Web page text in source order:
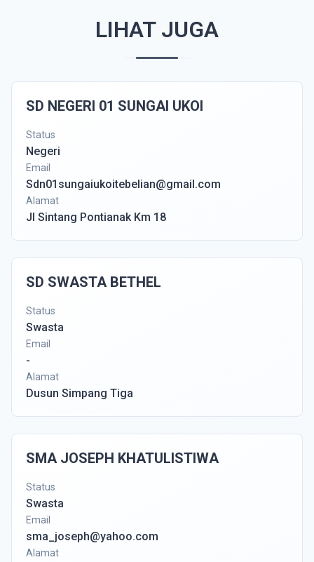
LIHAT JUGA
SD NEGERI 01 SUNGAI UKOI
Status
Negeri
Email
Sdn01sungaiukoitebelian@gmail.com
Alamat
Jl Sintang Pontianak Km 18
SD SWASTA BETHEL
Status
Swasta
Email
-
Alamat
Dusun Simpang Tiga
SMA JOSEPH KHATULISTIWA
Status
Swasta
Email
sma_joseph@yahoo.com
Alamat